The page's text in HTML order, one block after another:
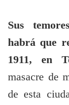
Sus
habrá que
1911, en
masacre de
de esta